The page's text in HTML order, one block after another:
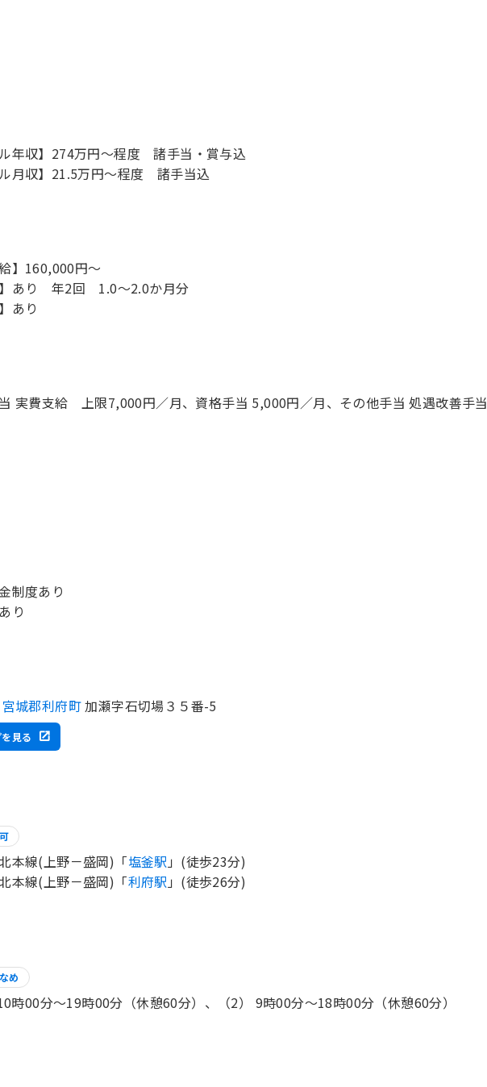
ル年収】274万円〜程度 諸手当・賞与込
ル月収】21.5万円〜程度 諸手当込
給】160,000円～
】あり 年2回 1.0～2.0か月分
あり
実費支給 上限7,000円／月、資格手当 5,000円／月、その他手当 処遇改善手当
制度あり
城郡利府町加瀬字石切場３５番-5
見る
本線(上野－盛岡)「塩釜駅 」(徒歩23分)
本線(上野－盛岡)「利府駅 」(徒歩26分)
め
10時00分〜19時00分（休憩60分）、（2） 9時00分〜18時00分（休憩60分）